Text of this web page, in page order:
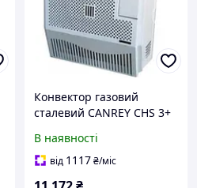
Конвектор газовий
сталевий CANREY CHS 3+
В наявності
від 1117₴/міс